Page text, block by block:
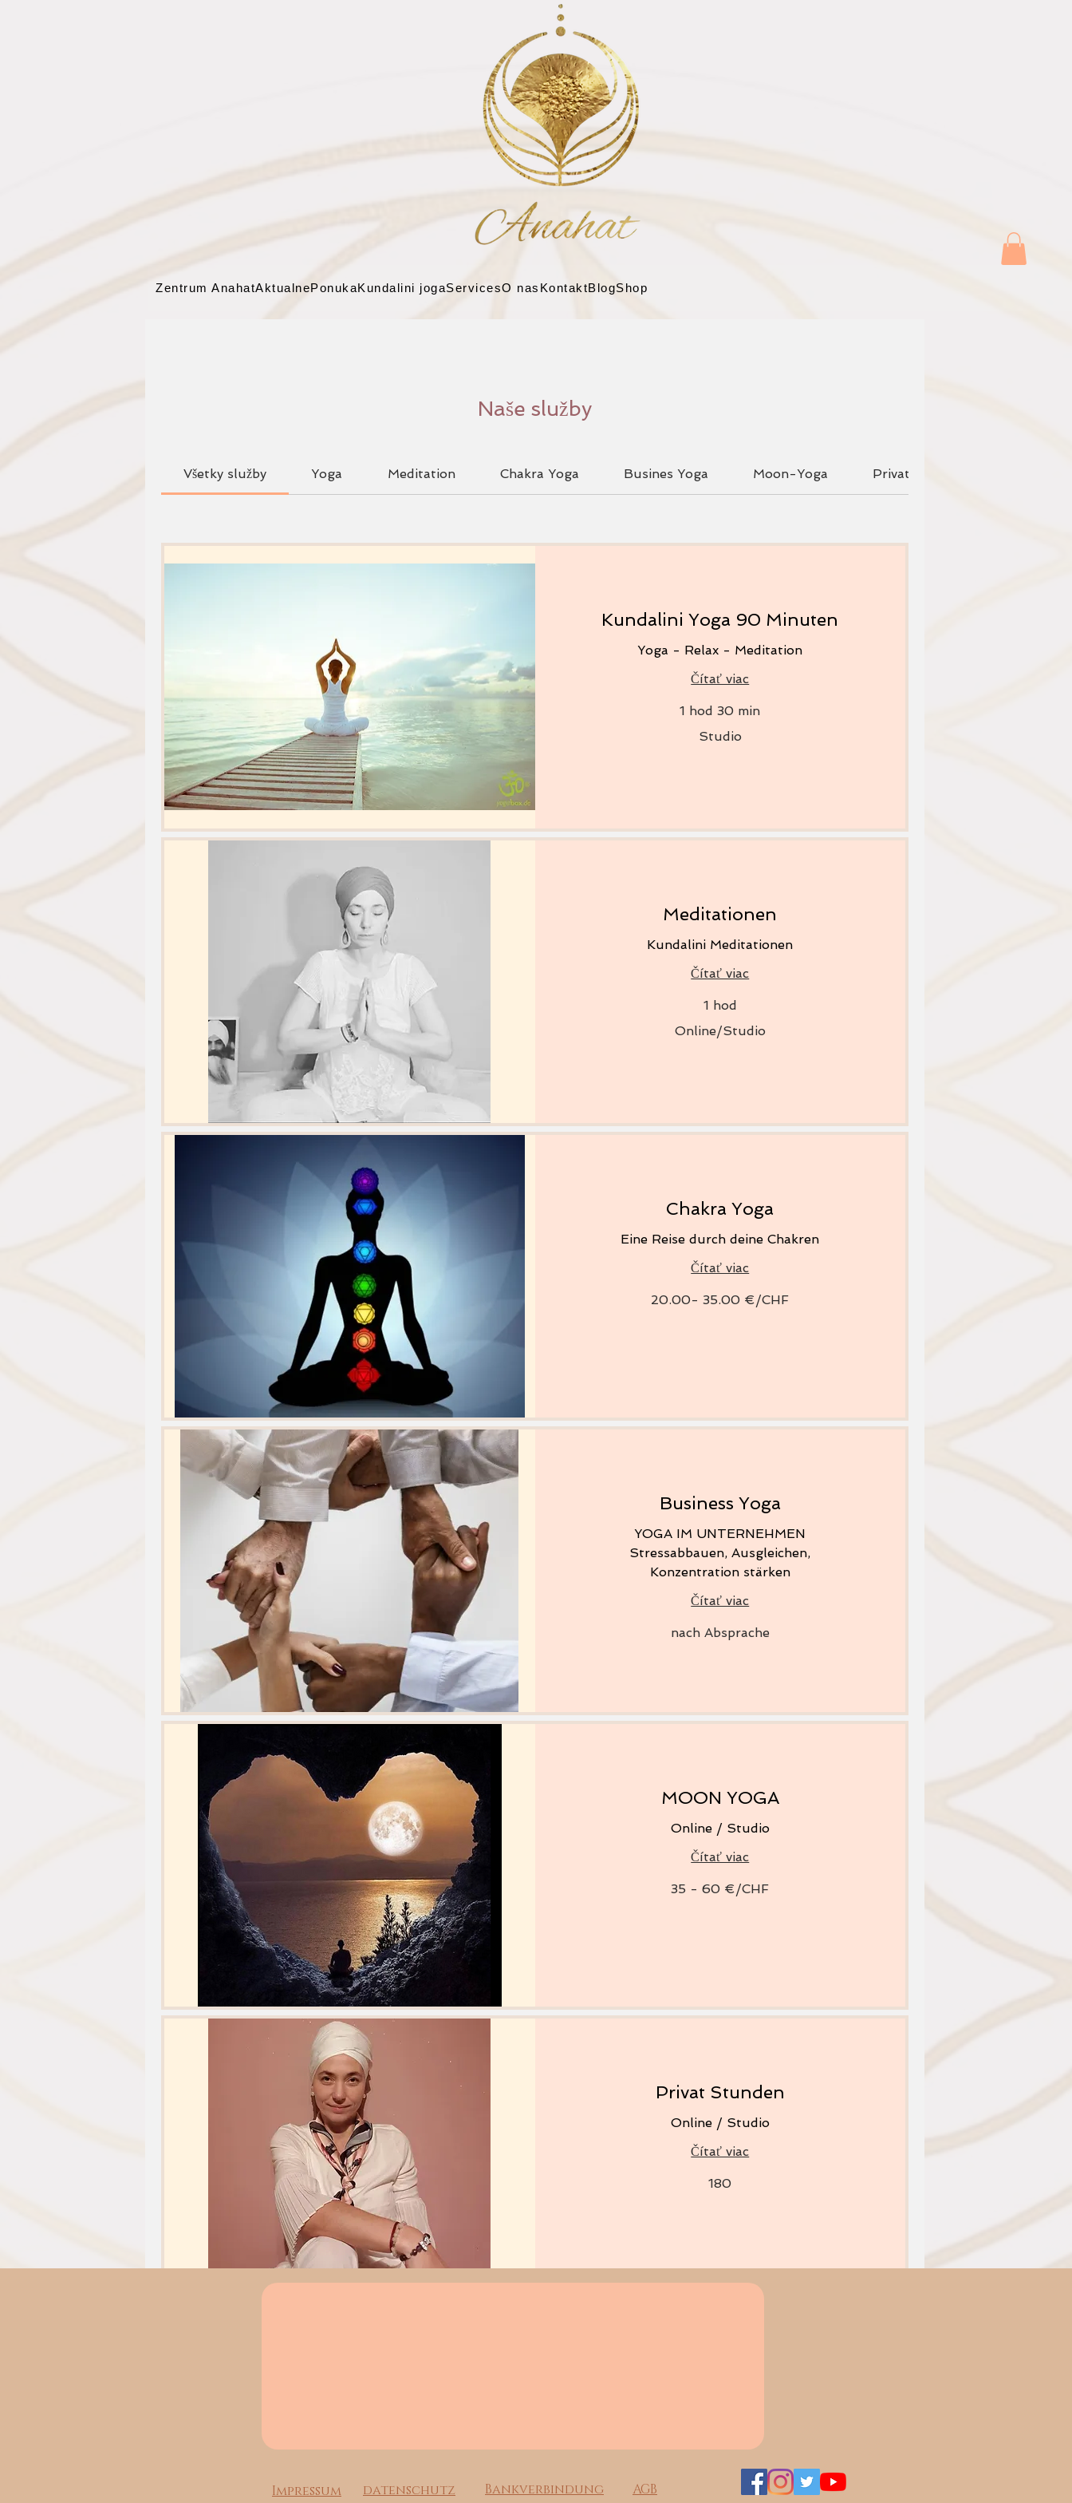
Zentrum AnahatAktualnePonukaKundalini jogaServicesO nas KontaktBlogShop
Naše služby
Všetky služby Yoga Meditation Chakra Yoga Busines Yoga Moon-Yoga Privat Yoga und Meditationen
Kundalini Yoga 90 Minuten
Yoga - Relax - Meditation
Čítať viac
1 hod 30 min
Studio
Meditationen
Kundalini Meditationen
Čítať viac
1 hod
Online/Studio
Chakra Yoga
Eine Reise durch deine Chakren
Čítať viac
20.00- 35.00 €/CHF
Business Yoga
YOGA IM UNTERNEHMEN
Stressabbauen, Ausgleichen,
Konzentration stärken
Čítať viac
nach Absprache
MOON YOGA
Online / Studio
Čítať viac
35 - 60 €/CHF
Privat Stunden
Online / Studio
Čítať viac
180
Impressum datenschutz Bankverbindung AGB